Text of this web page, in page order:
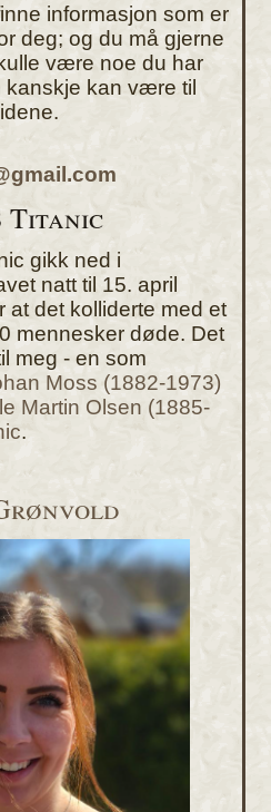
informasjon som er
deg; og du må gjerne
være noe du har
kan være til
Titanic
gikk ned i
natt til 15. april
at det kolliderte med et
mennesker døde. Det
meg - en som
Moss (1882-1973)
Martin Olsen (1885-
.